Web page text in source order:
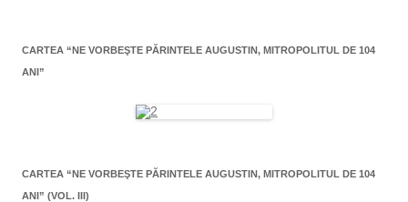
CARTEA “NE VORBEŞTE PĂRINTELE AUGUSTIN, MITROPOLITUL DE 104
ANI”
CARTEA “NE VORBEŞTE PĂRINTELE AUGUSTIN, MITROPOLITUL DE 104
ANI” (VOL. III)